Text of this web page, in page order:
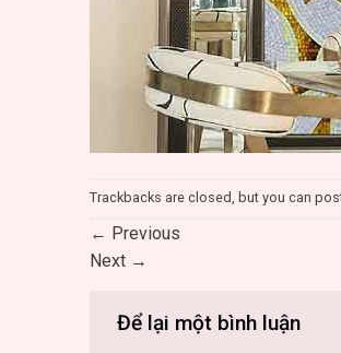
Trackbacks are closed, but you can
← Previous
Next →
Để lại một bình luận